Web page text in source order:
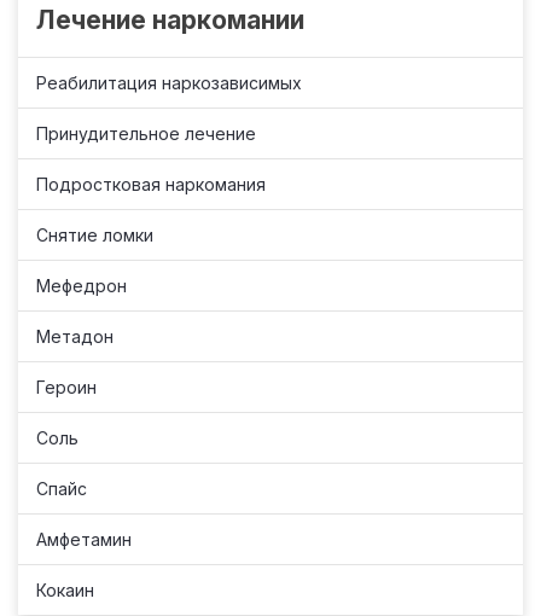
Лечение наркомании
Реабилитация наркозависимых
Принудительное лечение
Подростковая наркомания
Снятие ломки
Мефедрон
Метадон
Героин
Соль
Спайс
Амфетамин
Кокаин